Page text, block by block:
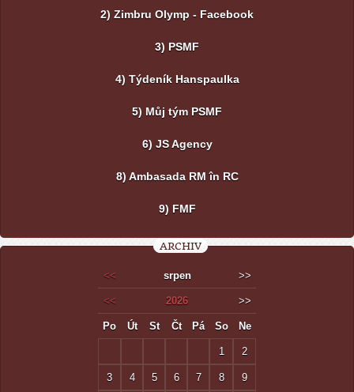
2) Zimbru Olymp - Facebook
3) PSMF
4) Týdeník Hanspaulka
5) Můj tým PSMF
6) JS Agency
8) Ambasada RM în RC
9) FMF
ARCHIV
<< srpen >>
<< 2026 >>
Po Út St Čt Pá So Ne
1 2
3 4 5 6 7 8 9